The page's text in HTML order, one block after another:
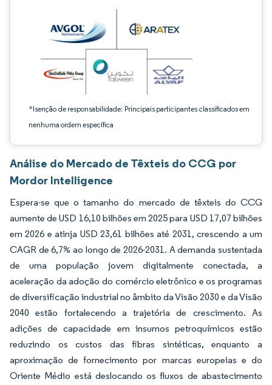
*Isenção de responsabilidade: Principais participantes classificados em
nenhuma ordem específica
Análise do Mercado de Têxteis do CCG por
Mordor Intelligence
Espera-se que o tamanho do mercado de têxteis do CCG
aumente de USD 16,10 bilhões em 2025 para USD 17,07 bilhões
em 2026 e atinja USD 23,61 bilhões até 2031, crescendo a um
CAGR de 6,7% ao longo de 2026-2031. A demanda sustentada
de uma população jovem digitalmente conectada, a
aceleração da adoção do comércio eletrônico e os programas
de diversificação industrial no âmbito da Visão 2030 e da Visão
2040 estão fortalecendo a trajetória de crescimento. As
adições de capacidade em insumos petroquímicos estão
reduzindo os custos das fibras sintéticas, enquanto a
aproximação de fornecimento por marcas europeias e do
Oriente Médio está deslocando os fluxos de abastecimento